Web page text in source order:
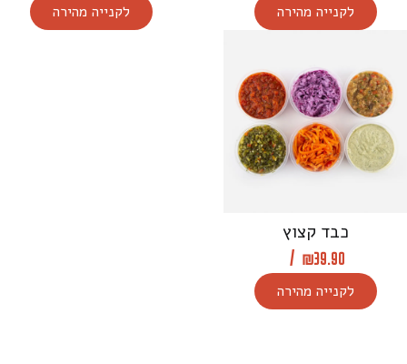
לקנייה מהירה לקנייה מהירה
כבד קצוץ
₪39.90
/
לקנייה מהירה